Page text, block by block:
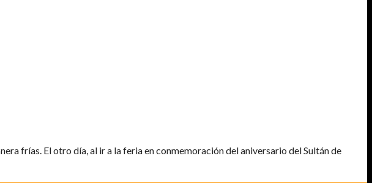
frías. El otro día, al ir a la feria en conmemoración del aniversario del Sultán de